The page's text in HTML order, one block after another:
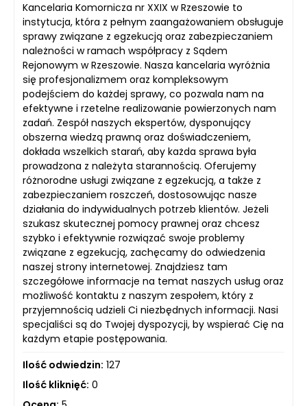
Kancelaria Komornicza nr XXIX w Rzeszowie to
instytucja, która z pełnym zaangażowaniem obsługuje
sprawy związane z egzekucją oraz zabezpieczaniem
należności w ramach współpracy z Sądem
Rejonowym w Rzeszowie. Nasza kancelaria wyróżnia
się profesjonalizmem oraz kompleksowym
podejściem do każdej sprawy, co pozwala nam na
efektywne i rzetelne realizowanie powierzonych nam
zadań. Zespół naszych ekspertów, dysponujący
obszerna wiedzą prawną oraz doświadczeniem,
dokłada wszelkich starań, aby każda sprawa była
prowadzona z należyta starannością. Oferujemy
różnorodne usługi związane z egzekucją, a także z
zabezpieczaniem roszczeń, dostosowując nasze
działania do indywidualnych potrzeb klientów. Jeżeli
szukasz skutecznej pomocy prawnej oraz chcesz
szybko i efektywnie rozwiązać swoje problemy
związane z egzekucją, zachęcamy do odwiedzenia
naszej strony internetowej. Znajdziesz tam
szczegółowe informacje na temat naszych usług oraz
możliwość kontaktu z naszym zespołem, który z
przyjemnością udzieli Ci niezbędnych informacji. Nasi
specjaliści są do Twojej dyspozycji, by wspierać Cię na
każdym etapie postępowania.
Ilość odwiedzin: 127
Ilość kliknięć: 0